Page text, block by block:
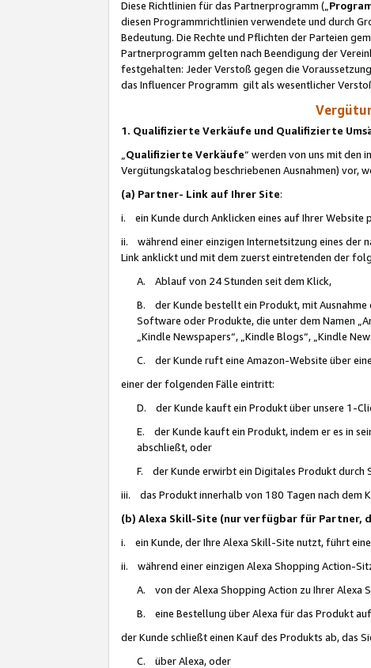
Diese Richtlinien für das Partnerprogramm („
diesen Programmrichtlinien verwendete und durch
Bedeutung. Die Rechte und Pflichten der Parteien
Partnerprogramm gelten nach Beendigung der
festgehalten: Jeder Verstoß gegen die
das Influencer Programm gilt als wesentlicher
1. Qualifizierte Verkäufe und Qualifizierte
Qualifizierte Verkäufe“ werden von uns mit den
Vergütungskatalog beschriebenen Ausnahmen) vor,
(a) Partner- Link auf Ihrer Site:
i. ein Kunde durch Anklicken eines auf Ihrer
ii. während einer einzigen Internetsitzung eines der
Link anklickt und mit dem zuerst eintretenden der
A. Ablauf von 24 Stunden seit dem Klick,
B. der Kunde bestellt ein Produkt, mit Ausnahme
Software oder Produkte, die unter dem Namen
„Kindle Newspapers“, „Kindle Blogs“, „Kindle
C. der Kunde ruft eine Amazon-Website über
einer der folgenden Fälle eintritt:
D. der Kunde kauft ein Produkt über unsere 1-
E. der Kunde kauft ein Produkt, indem er es in
abschließt, oder
F. der Kunde erwirbt ein Digitales Produkt durch
iii. das Produkt innerhalb von 180 Tagen nach dem
(b) Alexa Skill-Site (nur verfügbar für Partner,
i. ein Kunde, der Ihre Alexa Skill-Site nutzt, führt
ii. während einer einzigen Alexa Shopping Action-
A. von der Alexa Shopping Action zu Ihrer Alexa
B. eine Bestellung über Alexa für das Produkt
der Kunde schließt einen Kauf des Produkts ab, das
C. über Alexa, oder